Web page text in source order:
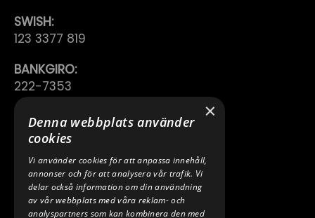
SWISH:
123 3377 819
BANKGIRO:
222-7353
TELEFON:
0640 200 50
E-POST:
INFO@SPEEDSHOPEN.SE
ÅNGRA MITT KÖP
×
Denna webbplats använder
cookies
Vi använder cookies för att anpassa innehåll,
annonser och för att analysera vår trafik. Vi
delar också information om din användning
av vår webbplats med våra reklam- och
analyspartners som kan kombinera den med